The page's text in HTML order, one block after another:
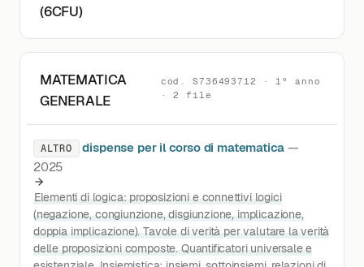
(6CFU)
MATEMATICA
GENERALE
cod. S736493712 · 1° anno
· 2 file
ALTRO dispense per il corso di matematica—
2025
Elementi di logica: proposizioni e connettivi logici
(negazione, congiunzione, disgiunzione, implicazione,
doppia implicazione). Tavole di verità per valutare la verità
delle proposizioni composte. Quantificatori universale e